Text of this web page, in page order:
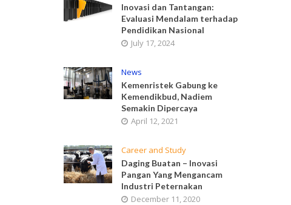
Inovasi dan Tantangan:
Evaluasi Mendalam terhadap
Pendidikan Nasional
July 17, 2024
News
Kemenristek Gabung ke
Kemendikbud, Nadiem
Semakin Dipercaya
April 12, 2021
Career and Study
Daging Buatan – Inovasi
Pangan Yang Mengancam
Industri Peternakan
December 11, 2020